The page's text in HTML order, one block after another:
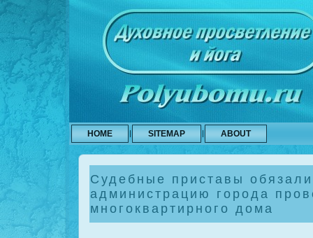
HOME SITEMAP ABOUT
Судебные приставы обязали
администрацию города
многоквартирного дома